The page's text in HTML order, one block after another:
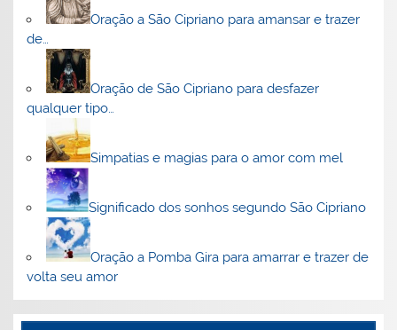
Oração a São Cipriano para amansar e trazer
de…
Oração de São Cipriano para desfazer
qualquer tipo…
Simpatias e magias para o amor com mel
Significado dos sonhos segundo São Cipriano
Oração a Pomba Gira para amarrar e trazer de
volta seu amor